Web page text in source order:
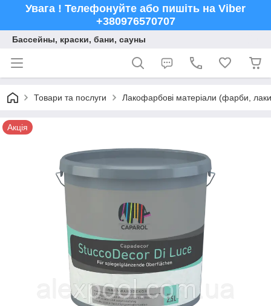
Увага ! Телефонуйте або пишіть на Viber
+380976570707
Бассейны, краски, бани, сауны
Товари та послуги Лакофарбові матеріали (фарби,
Акція